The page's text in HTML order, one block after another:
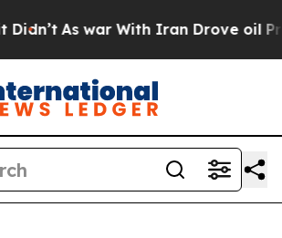
As war With Iran Drove oil Prices